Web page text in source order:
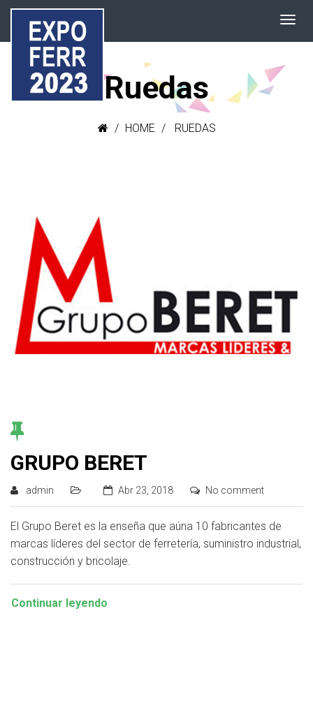
Ruedas
HOME RUEDAS
GRUPO BERET
admin Abr 23, 2018 No comment
El Grupo Beret es la enseña que aúna 10 fabricantes de
marcas líderes del sector de ferretería, suministro industrial,
construcción y bricolaje.
Continuar leyendo